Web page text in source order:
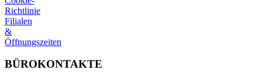
Richtlinie
Filialen
&
Öffnungszeiten
BÜROKONTAKTE